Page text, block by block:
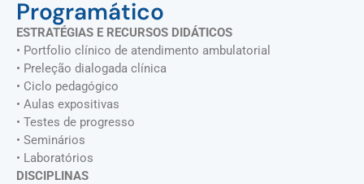
Programático
ESTRATÉGIAS E RECURSOS DIDÁTICOS
• Portfolio clínico de atendimento ambulatorial
• Preleção dialogada clínica
• Ciclo pedagógico
• Aulas expositivas
• Testes de progresso
• Seminários
• Laboratórios
DISCIPLINAS